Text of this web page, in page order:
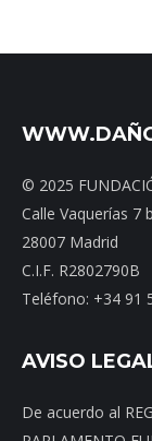
© 2025
Calle Vaquerías 7
28007 Madrid
C.I.F. R2802790B
Teléfono: +34 91
AVISO
De acuerdo al